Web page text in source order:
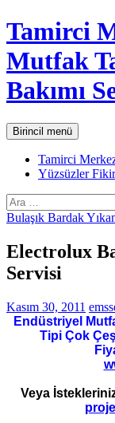
İçeriğe
atla
Tamirci
Mutfak
Bakımı
AraBirincil menü
Tamirci
Yüzsüzler
Arama:
Bulaşık Bardak
Electrolux
Servisi
Kasım 30, 2011
Endüstriyel
Tipi Çok
Veya